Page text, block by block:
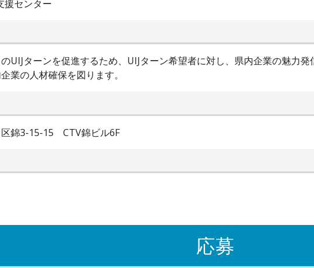
援センター
UIJターンを促進するため、UIJターン希望者に対し、県内企業の魅力
業の人材確保を図ります。
錦3-15-15 CTV錦ビル6F
応募